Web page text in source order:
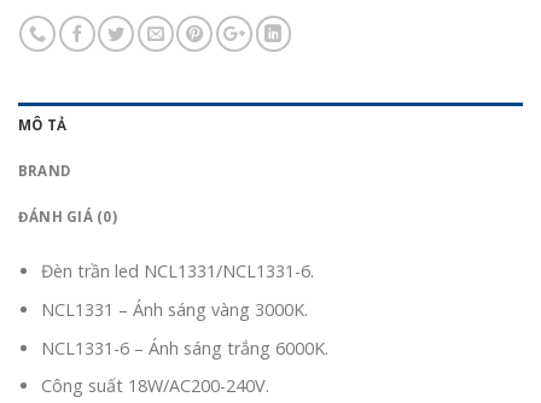
MÔ TẢ
BRAND
ĐÁNH GIÁ (0)
Đèn trần led NCL1331/NCL1331-6.
NCL1331 – Ánh sáng vàng 3000K.
NCL1331-6 – Ánh sáng trắng 6000K.
Công suất 18W/AC200-240V.